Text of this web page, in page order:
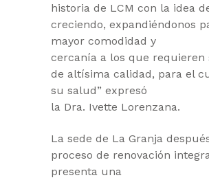
historia de LCM con la idea
creciendo, expandiéndonos
mayor comodidad y
cercanía a los que requieren
de altísima calidad, para el
su salud” expresó
la Dra. Ivette Lorenzana.
La sede de La Granja
proceso de renovación
presenta una